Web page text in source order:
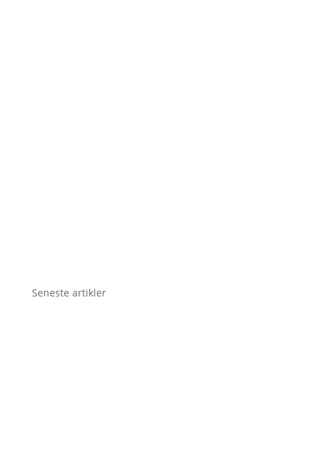
Seneste artikler